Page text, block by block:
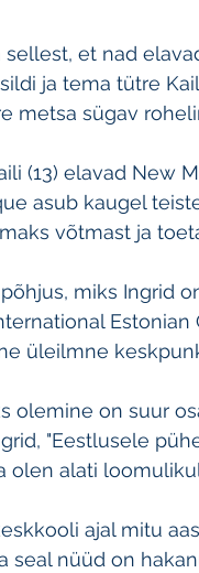
sellest, et nad
ja tema tütre
metsa sügav
(13) elavad New
asub kaugel
võtmast ja
miks Ingrid
üleilmne
olemine on suur
"Eestlusele
olen alati
ajal mitu
seal nüüd on